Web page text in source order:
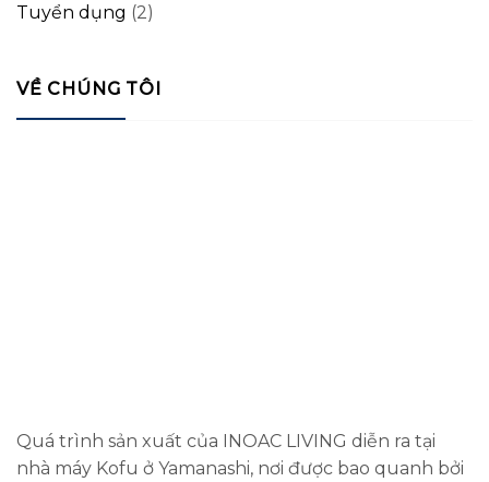
Tuyển dụng (2)
VỀ CHÚNG TÔI
Quá trình sản xuất của INOAC LIVING diễn ra tại
nhà máy Kofu ở Yamanashi, nơi được bao quanh bởi